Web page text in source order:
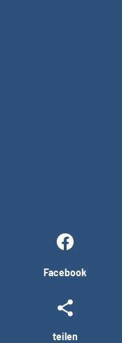
Facebook
teilen